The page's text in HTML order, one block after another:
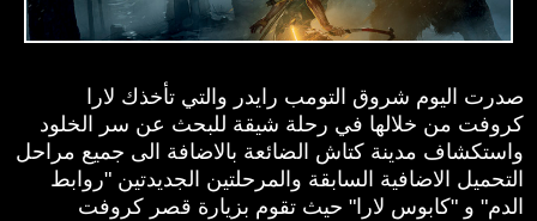
صدرت اليوم شروق التومب رايدر والتي تأخذك لارا
كروفت من خلالها في رحلة شيقة للبحث عن سر الخلود
واستكشاف مدينة كتاش الضائعة بالاضافة الى جميع مراحل
التحميل الاضافية السابقة والمرحلتين الجديدتين "روابط
الدم" و "كابوس لارا" حيث تقوم بزيارة قصر كروفت